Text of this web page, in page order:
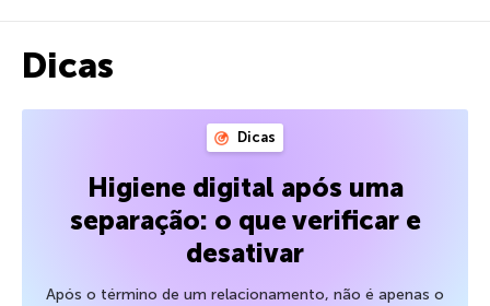
Dicas
Dicas
Higiene digital após uma
separação: o que verificar e
desativar
Após o término de um relacionamento, não é apenas o